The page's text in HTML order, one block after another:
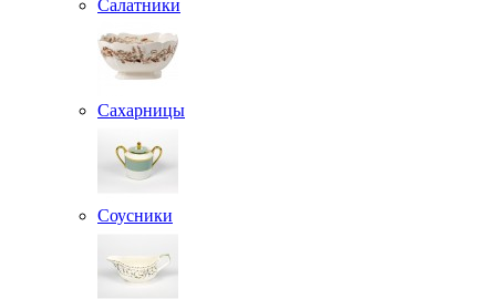
Салатники
Сахарницы
Соусники